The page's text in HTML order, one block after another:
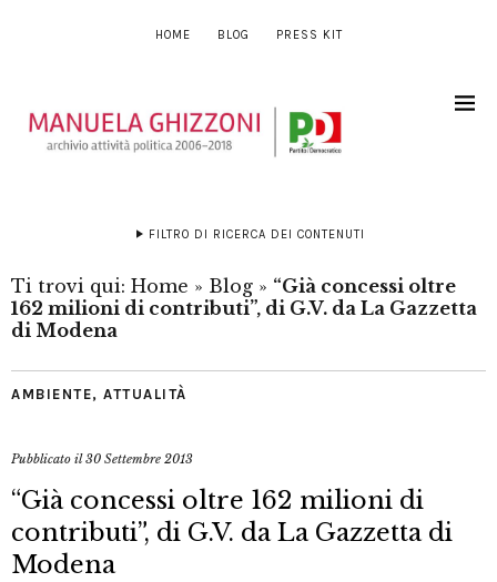
HOME BLOG PRESS KIT
FILTRO DI RICERCA DEI CONTENUTI
Ti trovi qui: Home » Blog » “Già concessi oltre
162 milioni di contributi”, di G.V. da La Gazzetta
di Modena
AMBIENTE, ATTUALITÀ
Pubblicato il30 Settembre 2013
“Già concessi oltre 162 milioni di
contributi”, di G.V. da La Gazzetta di
Modena